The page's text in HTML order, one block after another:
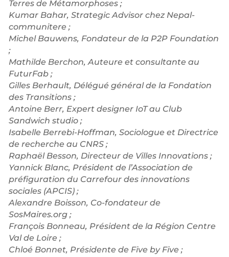
Terres de Métamorphoses ;
Kumar Bahar, Strategic Advisor chez Nepal-
communitere ;
Michel Bauwens, Fondateur de la P2P Foundation
;
Mathilde Berchon, Auteure et consultante au
FuturFab ;
Gilles Berhault, Délégué général de la Fondation
des Transitions ;
Antoine Berr, Expert designer IoT au Club
Sandwich studio ;
Isabelle Berrebi-Hoffman, Sociologue et Directrice
de recherche au CNRS ;
Raphaël Besson, Directeur de Villes Innovations ;
Yannick Blanc, Président de l’Association de
préfiguration du Carrefour des innovations
sociales (APCIS) ;
Alexandre Boisson, Co-fondateur de
SosMaires.org ;
François Bonneau, Président de la Région Centre
Val de Loire ;
Chloé Bonnet, Présidente de Five by Five ;